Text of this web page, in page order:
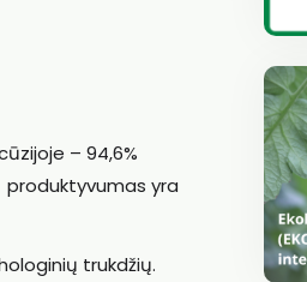
– 94,6%
produktyvumas yra
trukdžių.